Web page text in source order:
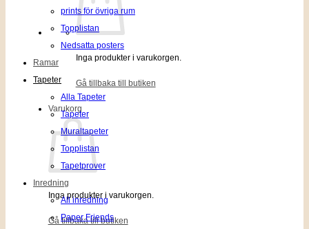
Inga produkter i varukorgen.
Gå tillbaka till butiken
Varukorg
Inga produkter i varukorgen.
Gå tillbaka till butiken
prints för övriga rum
Topplistan
Nedsatta posters
Ramar
Tapeter
Alla Tapeter
Tapeter
Muraltapeter
Topplistan
Tapetprover
Inredning
All inredning
Paper Friends